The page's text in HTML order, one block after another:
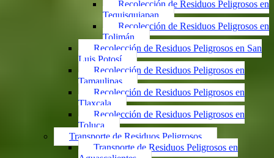
Recolección de Residuos Peligrosos en
Tequisquiapan
Recolección de Residuos Peligrosos en
Tolimán
Recolección de Residuos Peligrosos en San
Luis Potosí
Recolección de Residuos Peligrosos en
Tamaulipas
Recolección de Residuos Peligrosos en
Tlaxcala
Recolección de Residuos Peligrosos en
Toluca
Transporte de Residuos Peligrosos
Transporte de Residuos Peligrosos en